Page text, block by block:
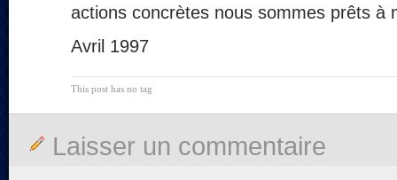
actions concrètes nous sommes prêts
Avril 1997
This post has no tag
Laisser un commentaire